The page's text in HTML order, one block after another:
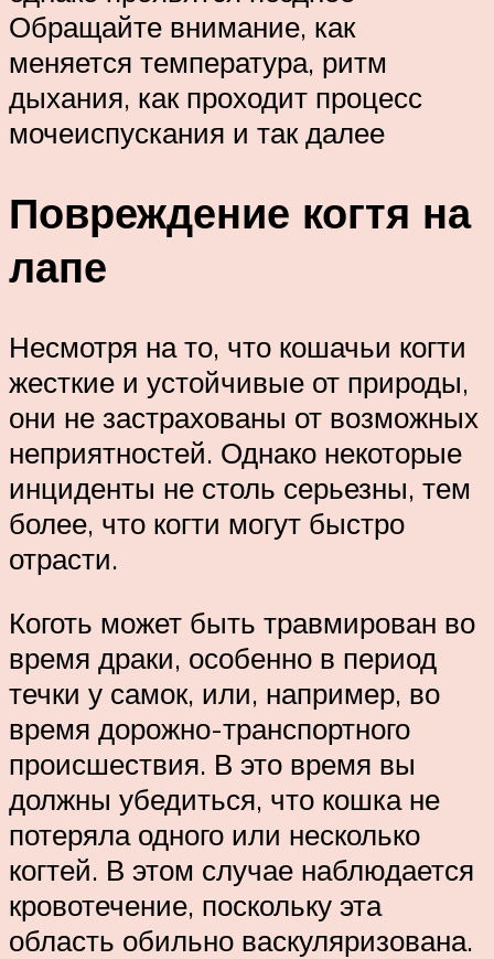
Обращайте внимание, как
меняется температура, ритм
дыхания, как проходит процесс
мочеиспускания и так далее
Повреждение когтя на
лапе
Несмотря на то, что кошачьи когти
жесткие и устойчивые от природы,
они не застрахованы от возможных
неприятностей. Однако некоторые
инциденты не столь серьезны, тем
более, что когти могут быстро
отрасти.
Коготь может быть травмирован во
время драки, особенно в период
течки у самок, или, например, во
время дорожно-транспортного
происшествия. В это время вы
должны убедиться, что кошка не
потеряла одного или несколько
когтей. В этом случае наблюдается
кровотечение, поскольку эта
область обильно васкуляризована.